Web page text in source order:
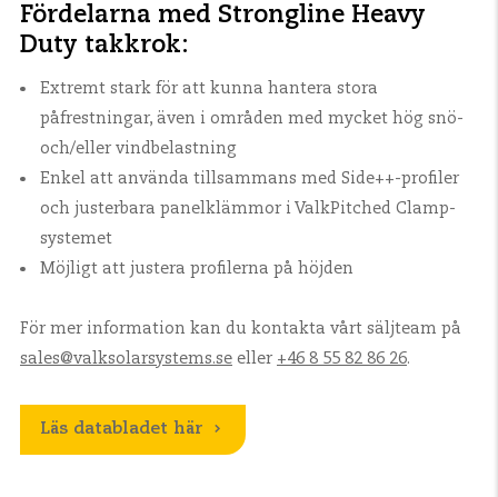
Fördelarna med Strongline Heavy
Duty takkrok:
Extremt stark för att kunna hantera stora
påfrestningar, även i områden med mycket hög snö-
och/eller vindbelastning
Enkel att använda tillsammans med Side++-profiler
och justerbara panelklämmor i ValkPitched Clamp-
systemet
Möjligt att justera profilerna på höjden
För mer information kan du kontakta vårt säljteam på
sales@valksolarsystems.se eller +46 8 55 82 86 26.
Läs databladet här